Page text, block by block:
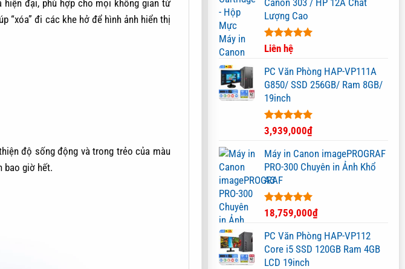
Lượng Cao
Được xếp
5.00
5 sao
Liên hệ
PC Văn Phòng HAP-VP111A
G850/ SSD 256GB/ Ram 8GB/
19inch
Được xếp
hạng 5.00
5 sao
3,939,000₫
Máy in Canon imagePROGRAF
PRO-300 Chuyên in Ảnh Khổ
A3
Được xếp
hạng
5.00
5 sao
18,759,000₫
PC Văn Phòng HAP-VP112
Core i5 SSD 120GB Ram 4GB
LCD 19inch
đại, phù hợp cho mọi không gian từ
“xóa” đi các khe hở để hình ảnh hiển thị